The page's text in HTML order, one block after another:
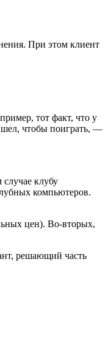
При этом клиент
тот факт, что у
чтобы поиграть, —
клубу
компьютеров.
цен). Во-вторых,
решающий часть